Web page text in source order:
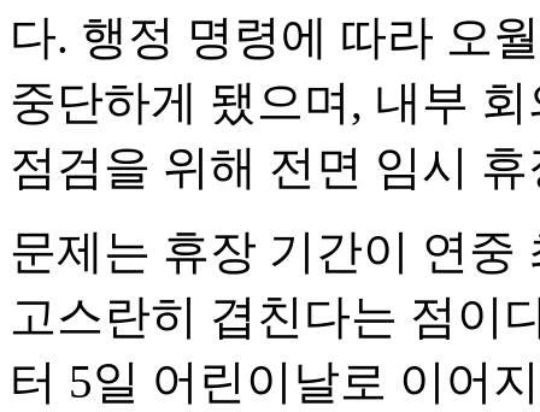
다. 행정 명령에 따라 오
중단하게 됐으며, 내부
점검을 위해 전면 임시
문제는 휴장 기간이 연중
고스란히 겹친다는 점이
터 5일 어린이날로 이어